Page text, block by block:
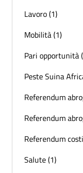
Lavoro (1)
Mobilità (1)
Pari opportunità
Peste Suina
Referendum
Referendum
Referendum
Salute (1)